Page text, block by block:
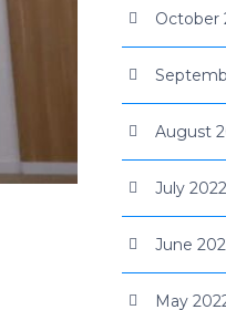
October
August
July 2022
June
May